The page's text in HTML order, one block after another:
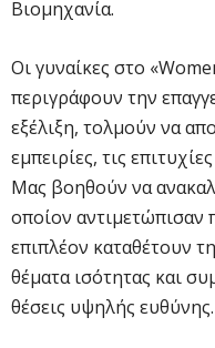
Βιομηχανία.
Οι γυναίκες στο
περιγράφουν την
εξέλιξη, τολμούν να
εμπειρίες, τις
Μας βοηθούν να
οποίον αντιμετώπισαν
επιπλέον καταθέτουν
θέματα ισότητας και
θέσεις υψηλής ευθύνης.